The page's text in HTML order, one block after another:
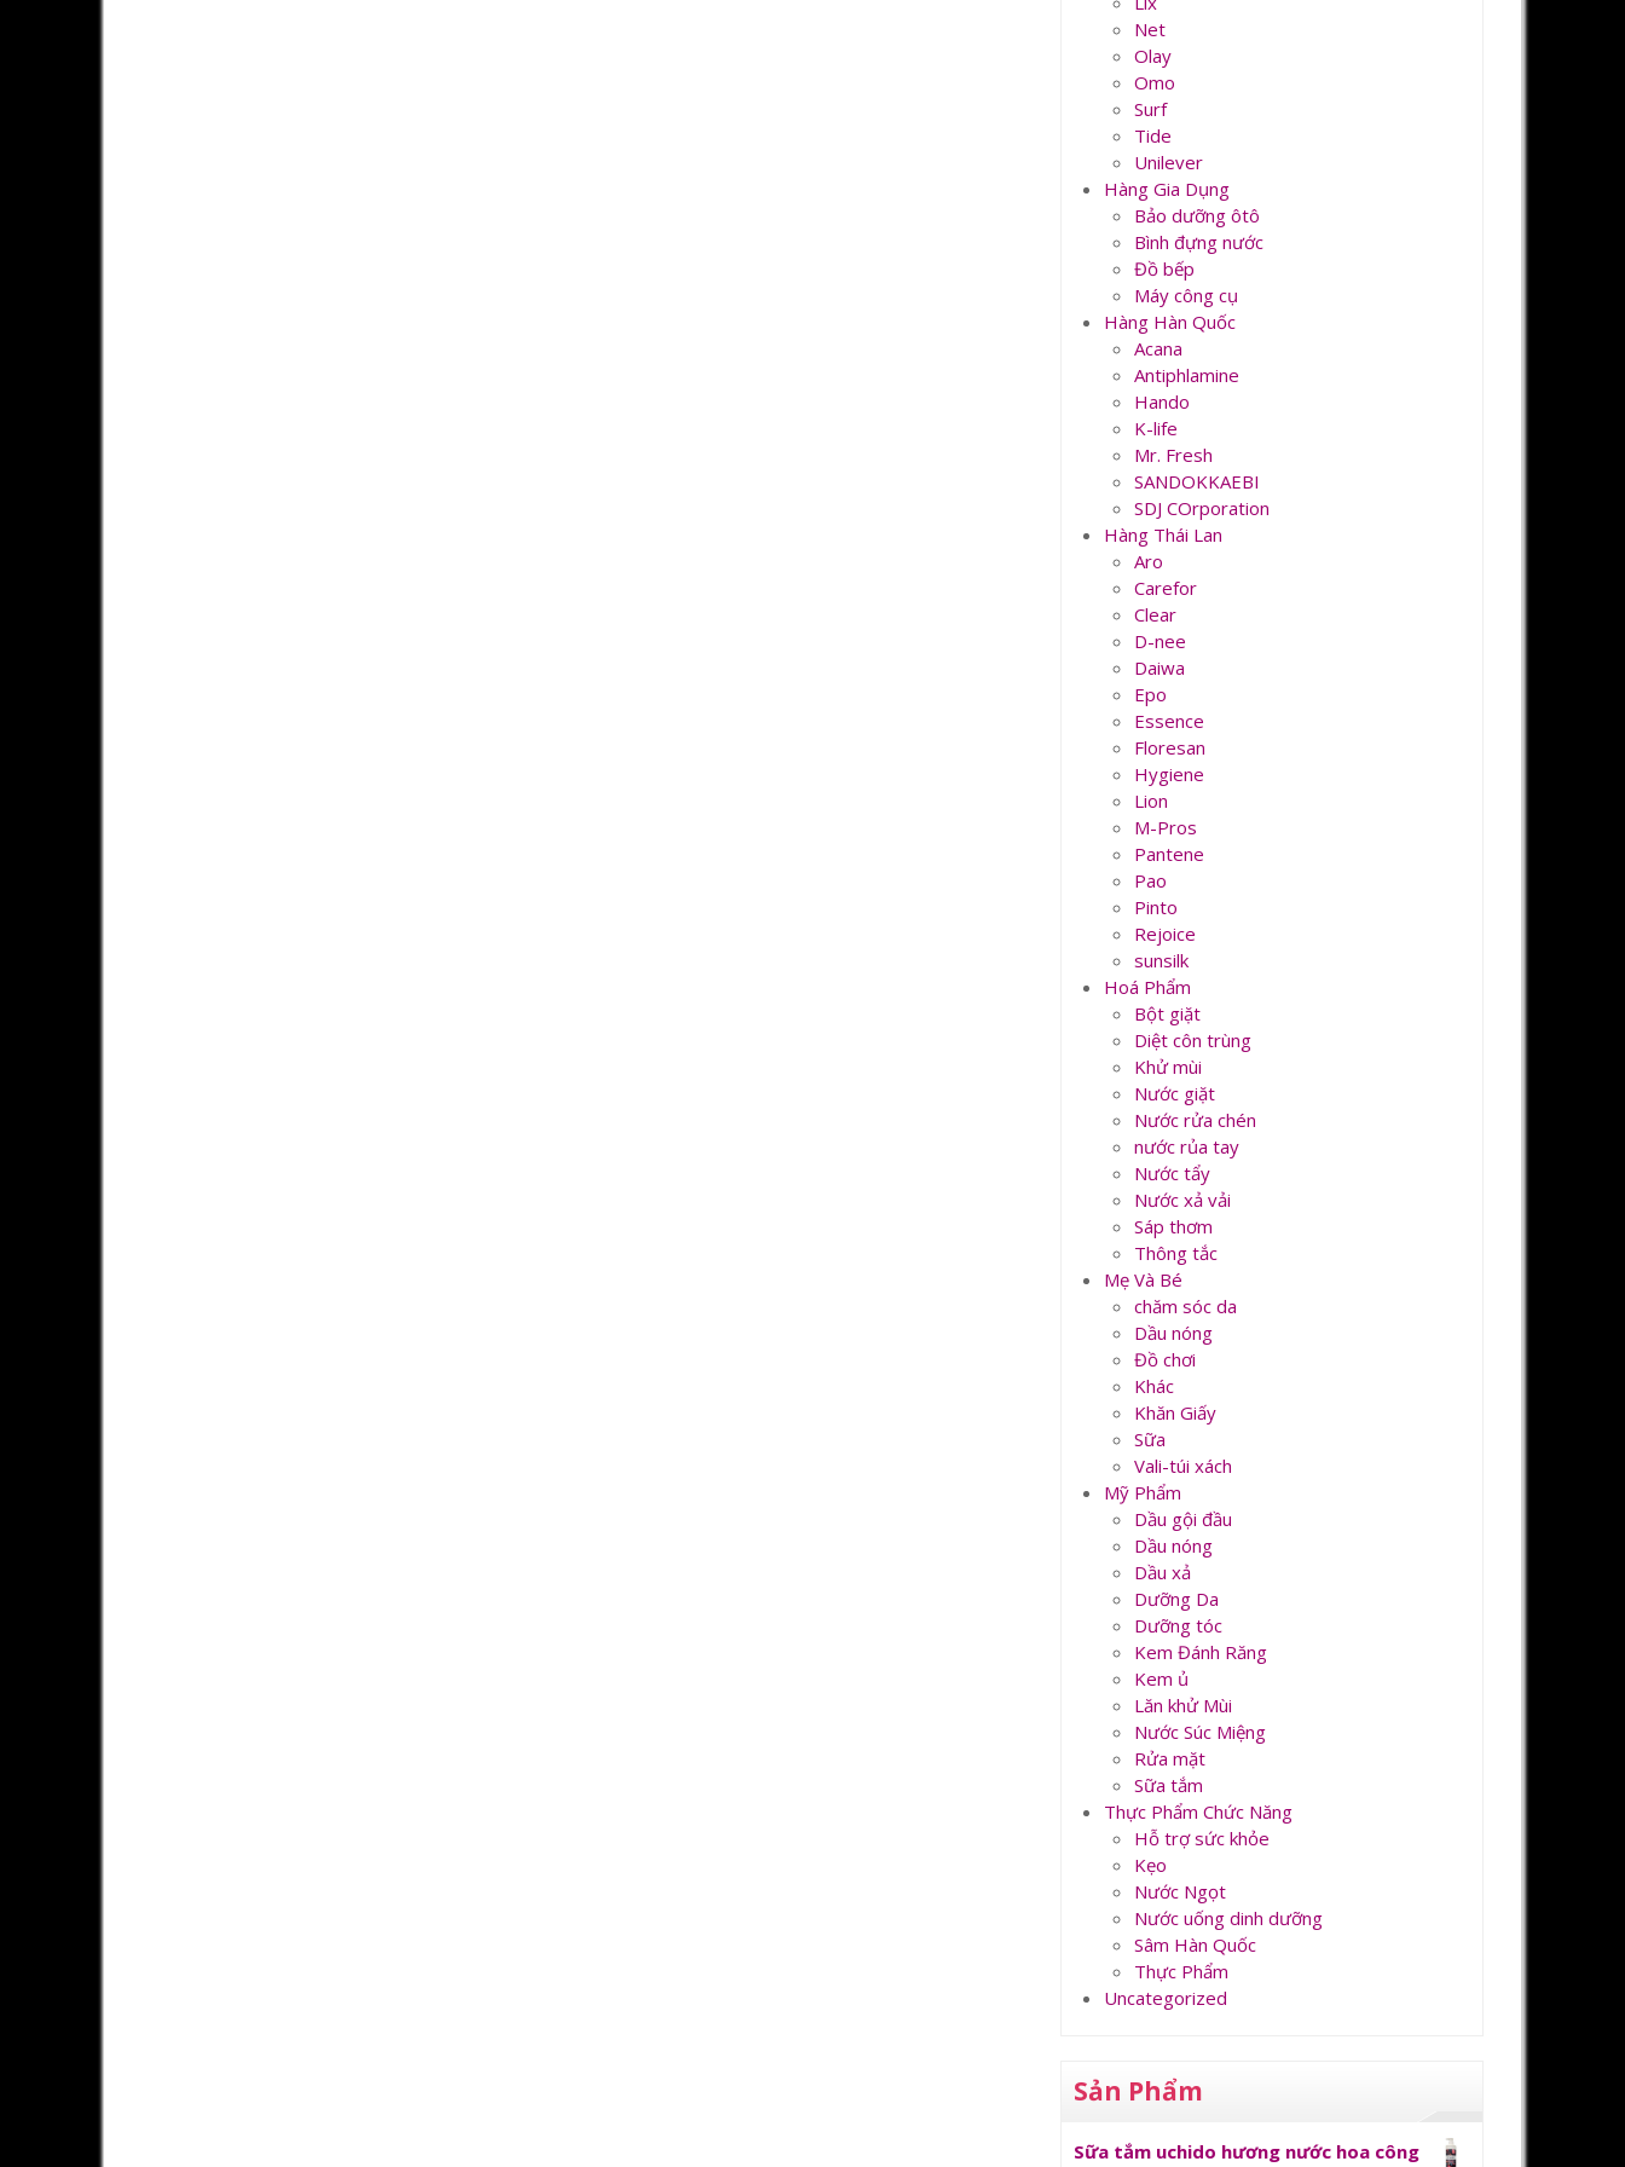
Net
Olay
Omo
Surf
Tide
Unilever
Hàng Gia Dụng
Bảo dưỡng ôtô
Bình đựng nước
Đồ bếp
Máy công cụ
Hàng Hàn Quốc
Acana
Antiphlamine
Hando
K-life
Mr. Fresh
SANDOKKAEBI
SDJ COrporation
Hàng Thái Lan
Aro
Carefor
Clear
D-nee
Daiwa
Epo
Essence
Floresan
Hygiene
Lion
M-Pros
Pantene
Pao
Pinto
Rejoice
sunsilk
Hoá Phẩm
Bột giặt
Diệt côn trùng
Khử mùi
Nước giặt
Nước rửa chén
nước rủa tay
Nước tẩy
Nước xả vải
Sáp thơm
Thông tắc
Mẹ Và Bé
chăm sóc da
Dầu nóng
Đồ chơi
Khác
Khăn Giấy
Sữa
Vali-túi xách
Mỹ Phẩm
Dầu gội đầu
Dầu nóng
Dầu xả
Dưỡng Da
Dưỡng tóc
Kem Đánh Răng
Kem ủ
Lăn khử Mùi
Nước Súc Miệng
Rửa mặt
Sữa tắm
Thực Phẩm Chức Năng
Hỗ trợ sức khỏe
Kẹo
Nước Ngọt
Nước uống dinh dưỡng
Sâm Hàn Quốc
Thực Phẩm
Uncategorized
Sản Phẩm
Sữa tắm uchido hương nước hoa công